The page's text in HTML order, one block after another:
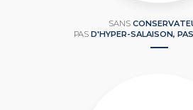
SANS
PAS D'HYPER-SALAISON,